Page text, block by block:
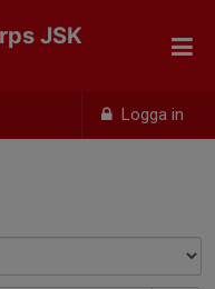
Logga in
JSK